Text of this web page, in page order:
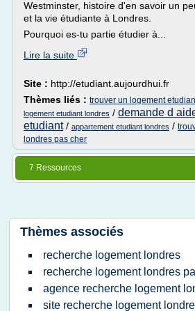
Westminster, histoire d'en savoir un
et la vie étudiante à Londres.
Pourquoi es-tu partie étudier à...
Lire la suite
Site : http://etudiant.aujourdhui.fr
Thèmes liés : trouver un logement
logement etudiant londres / demande d
etudiant/ appartement etudiant londres /
londres pas cher
7 Ressources
Thèmes associés
recherche logement londres
recherche logement londres
agence recherche logement
site recherche logement